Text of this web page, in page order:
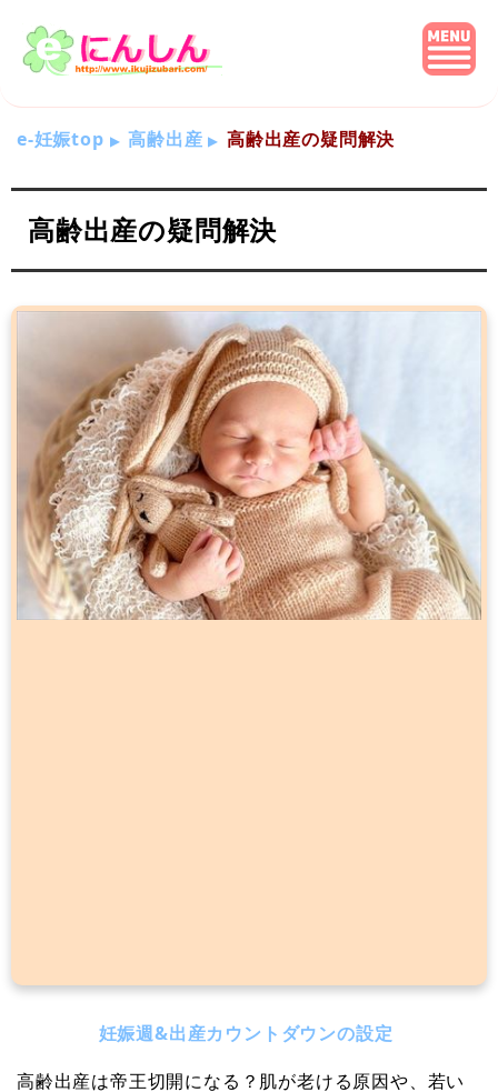
e-妊娠top 高齢出産 高齢出産の疑問解決
高齢出産の疑問解決
妊娠週&出産カウントダウンの設定
高齢出産は帝王切開になる？肌が老ける原因や、若い